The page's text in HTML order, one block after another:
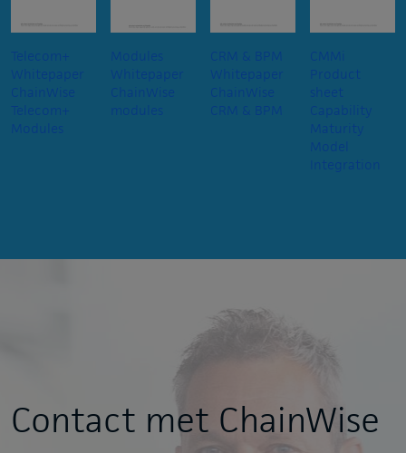
Telecom+
Whitepaper
ChainWise
Telecom+
Modules
Modules
Whitepaper
ChainWise
modules
CRM & BPM
Whitepaper
ChainWise
CRM & BPM
CMMi
Product
sheet
Capability
Maturity
Model
Integration
Contact met ChainWise